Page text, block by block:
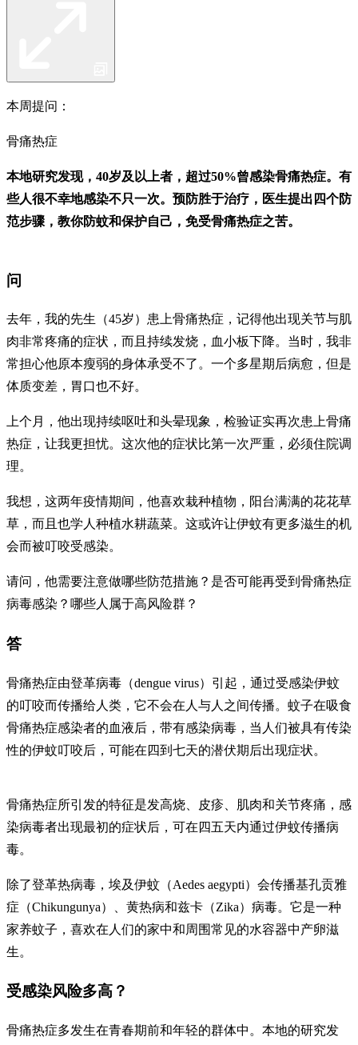
本周提问：
骨痛热症
本地研究发现，40岁及以上者，超过50%曾感染骨痛热症。有
些人很不幸地感染不只一次。预防胜于治疗，医生提出四个防
范步骤，教你防蚊和保护自己，免受骨痛热症之苦。
问
去年，我的先生（45岁）患上骨痛热症，记得他出现关节与肌
肉非常疼痛的症状，而且持续发烧，血小板下降。当时，我非
常担心他原本瘦弱的身体承受不了。一个多星期后病愈，但是
体质变差，胃口也不好。
上个月，他出现持续呕吐和头晕现象，检验证实再次患上骨痛
热症，让我更担忧。这次他的症状比第一次严重，必须住院调
理。
我想，这两年疫情期间，他喜欢栽种植物，阳台满满的花花草
草，而且也学人种植水耕蔬菜。这或许让伊蚊有更多滋生的机
会而被叮咬受感染。
请问，他需要注意做哪些防范措施？是否可能再受到骨痛热症
病毒感染？哪些人属于高风险群？
答
骨痛热症由登革病毒（dengue virus）引起，通过受感染伊蚊
的叮咬而传播给人类，它不会在人与人之间传播。蚊子在吸食
骨痛热症感染者的血液后，带有感染病毒，当人们被具有传染
性的伊蚊叮咬后，可能在四到七天的潜伏期后出现症状。
骨痛热症所引发的特征是发高烧、皮疹、肌肉和关节疼痛，感
染病毒者出现最初的症状后，可在四五天内通过伊蚊传播病
毒。
除了登革热病毒，埃及伊蚊（Aedes aegypti）会传播基孔贡雅
症（Chikungunya）、黄热病和兹卡（Zika）病毒。它是一种
家养蚊子，喜欢在人们的家中和周围常见的水容器中产卵滋
生。
受感染风险多高？
骨痛热症多发生在青春期前和年轻的群体中。本地的研究发